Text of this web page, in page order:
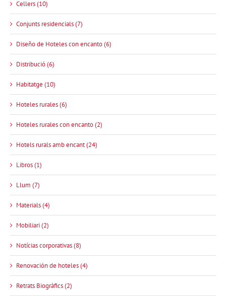
Cellers (10)
Conjunts residencials (7)
Diseño de Hoteles con encanto (6)
Distribució (6)
Habitatge (10)
Hoteles rurales (6)
Hoteles rurales con encanto (2)
Hotels rurals amb encant (24)
Libros (1)
Llum (7)
Materials (4)
Mobiliari (2)
Notícias corporativas (8)
Renovación de hoteles (4)
Retrats Biogràfics (2)